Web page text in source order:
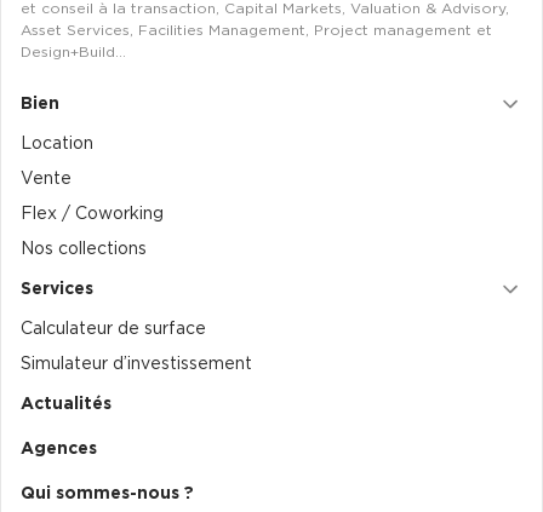
et conseil à la transaction, Capital Markets, Valuation & Advisory,
Asset Services, Facilities Management, Project management et
Design+Build…
Bien
Location
Vente
Flex / Coworking
Nos collections
Services
Calculateur de surface
Simulateur d’investissement
Actualités
Agences
Qui sommes-nous ?